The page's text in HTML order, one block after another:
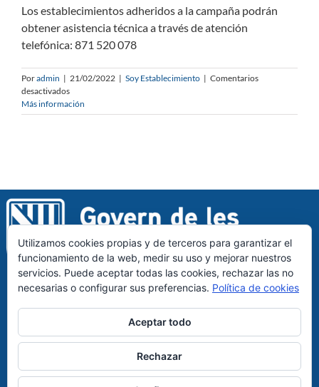
Los establecimientos adheridos a la campaña podrán
obtener asistencia técnica a través de atención
telefónica: 871 520 078
Poradmin | 21/02/2022 | Soy Establecimiento | Comentarios
desactivadosen
Tengo
un
asistencia
técnica?
Más información
Utilizamos cookies propias y de terceros para garantizar el
funcionamiento de la web, medir su uso y mejorar nuestros
servicios. Puede aceptar todas las cookies, rechazar las no
necesarias o configurar sus preferencias. Política de cookies
Aceptar todo
Rechazar